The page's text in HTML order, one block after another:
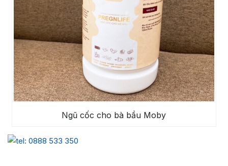
Ngũ cốc cho bà bầu Moby